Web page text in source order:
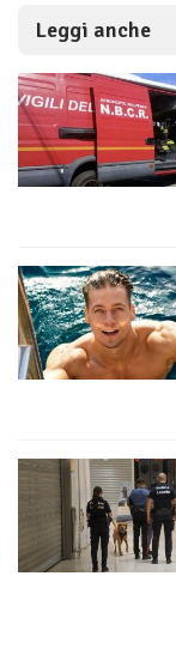
Leggi anche